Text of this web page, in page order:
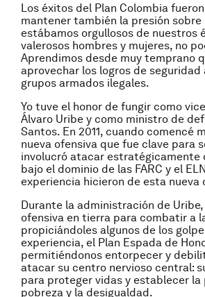
Los éxitos del Plan Colombia
mantener también la presión
estábamos orgullosos de nuestros
valerosos hombres y mujeres, no
Aprendimos desde muy temprano
aprovechar los logros de
grupos armados ilegales.
Yo tuve el honor de fungir como
Álvaro Uribe y como ministro de
Santos. En 2011, cuando comencé
nueva ofensiva que fue clave para
involucró atacar estratégicamente
bajo el dominio de las FARC y el
experiencia hicieron de esta nueva
Durante la administración de
ofensiva en tierra para combatir a
propiciándoles algunos de los
experiencia, el Plan Espada de
permitiéndonos entorpecer y
atacar su centro nervioso central:
para proteger vidas y establecer
pobreza y la desigualdad.